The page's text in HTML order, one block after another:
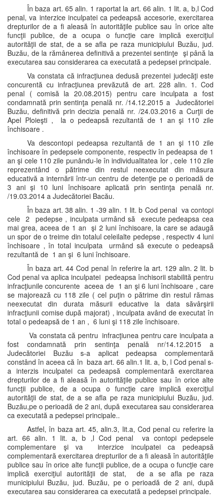
În baza art. 65 alin. 1 raportat la art. 66 alin. 1 lit. a, b,l Cod
penal, va interzice inculpatei ca pedeapsă accesorie, exercitarea
drepturilor de a fi aleasă în autorităţile publice sau în orice alte
funcţii publice, de a ocupa o funcţie care implică exerciţiul
autorităţii de stat, de a se afla pe raza municipiului Buzău, jud.
Buzău, de la rămânerea definitivă a prezentei sentinţe şi până la
executarea sau considerarea ca executată a pedepsei principale.
Va constata că infracţiunea dedusă prezentei judecăţi este
concurentă cu infracţiunea prevăzută de art. 228 alin. 1. Cod
penal ( comisă la 20.08.2015) pentru care inculpata a fost
condamnată prin sentinţa penală nr. /14.12.2015 a Judecătoriei
Buzău, definitivă prin decizia penală nr. /24.03.2016 a Curţii de
Apel Ploieşti , la o pedeapsă rezultantă de 1 an şi 110 zile
închisoare .
Va descontopi pedeapsa rezultantă de 1 an şi 110 zile
închisoare în pedepsele componente, respectiv în pedeapsa de 1
an şi cele 110 zile punându-le în individualitatea lor , cele 110 zile
reprezentând o pătrime din restul neexecutat din măsura
educativă a internării într-un centru de detenţie pe o perioadă de
3 ani şi 10 luni închisoare aplicată prin sentinţa penală nr.
/19.03.2014 a Judecătoriei Bacău.
În baza art. 38 alin. 1 -39 alin. 1 lit. b Cod penal va contopi
cele 2 pedepse , inculpata urmând să execute pedeapsa cea
mai grea, aceea de 1 an şi 2 luni închisoare, la care se adaugă
un spor de o treime din totalul celeilalte pedepse , respectiv 4 luni
închisoare , în total inculpata urmând să execute o pedeapsă
rezultantă de 1 an şi 6 luni închisoare.
În baza art. 44 Cod penal în referire la art. 129 alin. 2 lit. b
Cod penal va aplica inculpatei pedeapsa închisorii stabilită pentru
infracţiunile concurente aceea de 1 an şi 6 luni închisoare , care
se majorează cu 118 zile ( cel puţin o pătrime din restul rămas
neexecutat din durata măsurii educative la data săvârşirii
infracţiunii comise după majorat) , inculpata având de executat în
total o pedeapsă de 1 an , 6 luni şi 118 zile închisoare.
Va constata că pentru infracţiunea pentru care inculpata a
fost condamnată prin sentinţa penală nr/14.12.2015 a
Judecătoriei Buzău s-a aplicat pedeapsa complementară
constând în aceea că în baza art. 66 alin.1 lit. a, b, l Cod penal s-
a interzis inculpatei ca pedeapsă complementară exercitarea
drepturilor de a fi aleasă în autorităţile publice sau în orice alte
funcţii publice, de a ocupa o funcţie care implică exerciţiul
autorităţii de stat, de a se afla pe raza municipiului Buzău, jud.
Buzău,pe o perioadă de 2 ani, după executarea sau considerarea
ca executată a pedepsei principale..
Astfel, în baza art. 45, alin.3, lit.a, Cod penal cu referire la
art. 66 alin. 1 lit. a, b ,l Cod penal va contopi pedepsele
complementare şi va interzice inculpatei ca pedeapsă
complementară exercitarea drepturilor de a fi aleasă în autorităţile
publice sau în orice alte funcţii publice, de a ocupa o funcţie care
implică exerciţiul autorităţii de stat, de a se afla pe raza
municipiului Buzău, jud. Buzău, pe o perioadă de 2 ani, după
executarea sau considerarea ca executată a pedepsei principale.